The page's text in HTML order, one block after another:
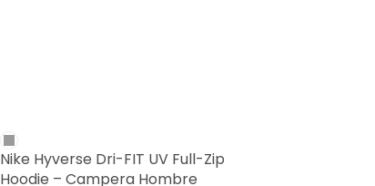
Nike Hyverse Dri-FIT UV Full-Zip
Hoodie – Campera Hombre